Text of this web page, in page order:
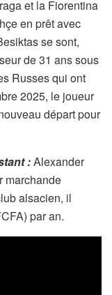
et la Fiorentina
en prêt avec
se sont,
de 31 ans sous
Russes qui ont
2025, le joueur
départ pour
:Alexander
marchande
alsacien, il
par an.